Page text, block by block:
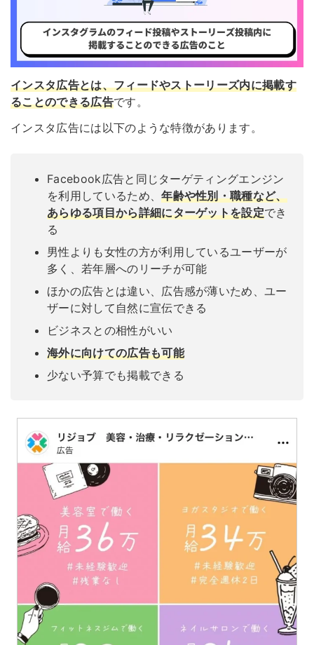
インスタ広告とは、フィードやストーリーズ内に掲載す
ることのできる広告です。
インスタ広告には以下のような特徴があります。
Facebook広告と同じターゲティングエンジン
を利用しているため、年齢や性別・職種など、
あらゆる項目から詳細にターゲットを設定でき
る
男性よりも女性の方が利用しているユーザーが
多く、若年層へのリーチが可能
ほかの広告とは違い、広告感が薄いため、ユー
ザーに対して自然に宣伝できる
ビジネスとの相性がいい
海外に向けての広告も可能
少ない予算でも掲載できる